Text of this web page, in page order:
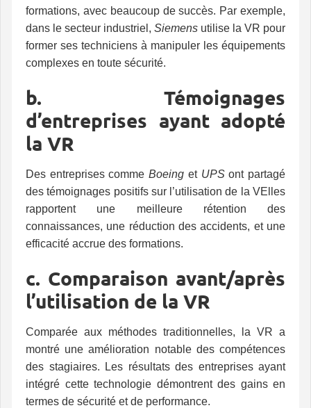
formations, avec beaucoup de succès. Par exemple,
dans le secteur industriel, Siemens utilise la VR pour
former ses techniciens à manipuler les équipements
complexes en toute sécurité.
b. Témoignages
d’entreprises ayant adopté
la VR
Des entreprises commeBoeing et UPSont partagé
des témoignages positifs sur l’utilisation de la VElles
rapportent une meilleure rétention des
connaissances, une réduction des accidents, et une
efficacité accrue des formations.
c. Comparaison avant/après
l’utilisation de la VR
Comparée aux méthodes traditionnelles, la VR a
montré une amélioration notable des compétences
des stagiaires. Les résultats des entreprises ayant
intégré cette technologie démontrent des gains en
termes de sécurité et de performance.